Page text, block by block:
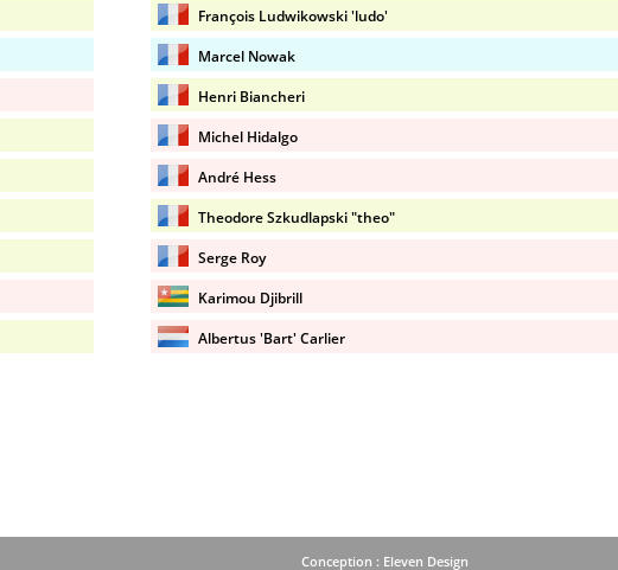
François Ludwikowski 'ludo'
Marcel Nowak
Henri Biancheri
Michel Hidalgo
André Hess
Theodore Szkudlapski "theo"
Serge Roy
Karimou Djibrill
Albertus 'Bart' Carlier
Conception : Eleven Design